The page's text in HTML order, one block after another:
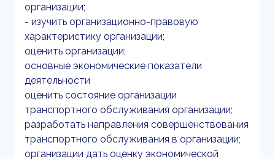
организации;
- изучить организационно-правовую
характеристику организации;
оценить организации;
основные экономические показатели
деятельности
оценить состояние организации
транспортного обслуживания организации;
разработать направления совершенствования
транспортного обслуживания в организации;
организации дать оценку экономической